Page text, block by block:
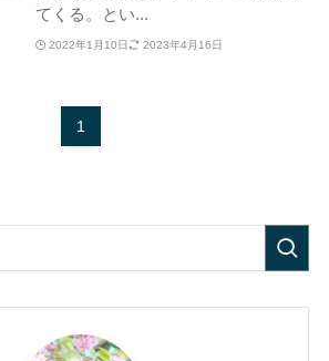
てくる。とい...
2022年1月10日 2023年4月16日
1